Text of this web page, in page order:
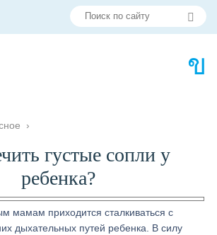
›
густые сопли у
ребенка?
мамам приходится сталкиваться с
дыхательных путей ребенка. В силу